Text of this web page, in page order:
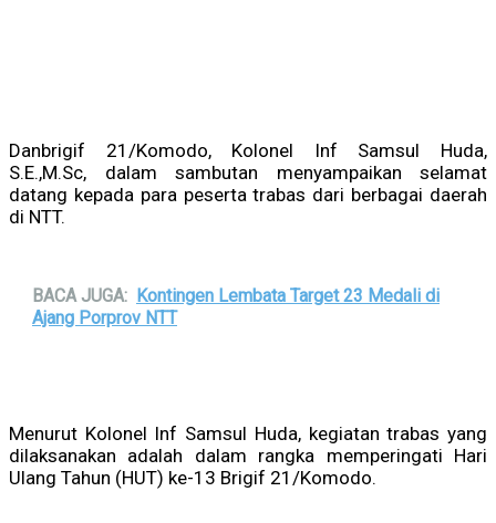
Danbrigif 21/Komodo, Kolonel Inf Samsul Huda,
S.E.,M.Sc, dalam sambutan menyampaikan selamat
datang kepada para peserta trabas dari berbagai daerah
di NTT.
BACA JUGA: Kontingen Lembata Target 23 Medali di
Ajang Porprov NTT
Menurut Kolonel Inf Samsul Huda, kegiatan trabas yang
dilaksanakan adalah dalam rangka memperingati Hari
Ulang Tahun (HUT) ke-13 Brigif 21/Komodo.